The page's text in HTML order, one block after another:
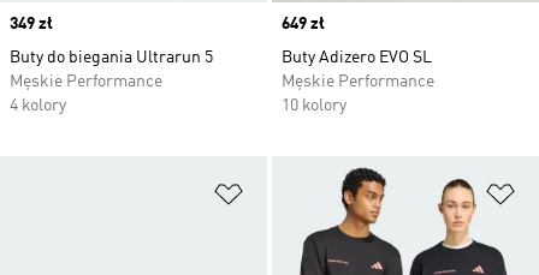
Price
349 zł
Buty do biegania Ultrarun 5
Męskie Performance
4 kolory
Price
649 zł
Buty Adizero EVO SL
Męskie Performance
10 kolory
Dodaj do listy życzeń